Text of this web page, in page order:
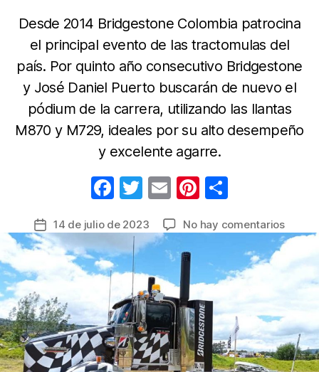
Desde 2014 Bridgestone Colombia patrocina
el principal evento de las tractomulas del
país. Por quinto año consecutivo Bridgestone
y José Daniel Puerto buscarán de nuevo el
pódium de la carrera, utilizando las llantas
M870 y M729, ideales por su alto desempeño
y excelente agarre.
F
c
e
b
o
o
k
T
itt
er
E
ail
Pi
er
e
st
m
p
ar
tir
Fecha
de
la
entrada
14 de julio de 2023 No hay comentariosen
firme
para
35
del
Gran
Premio